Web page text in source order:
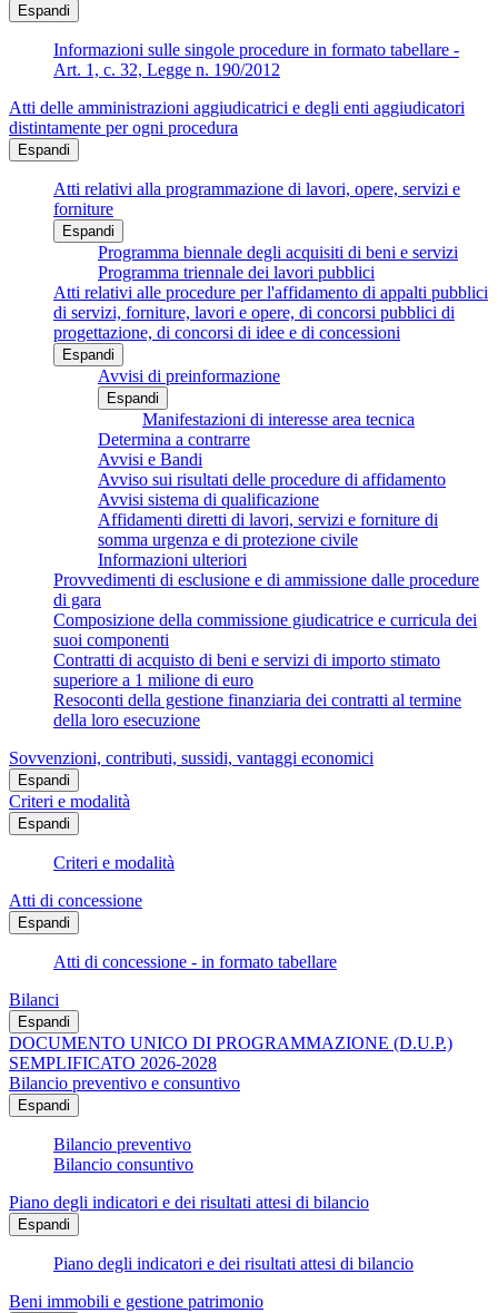
Espandi
Informazioni sulle singole procedure in formato tabellare -
Art. 1, c. 32, Legge n. 190/2012
Atti delle amministrazioni aggiudicatrici e degli enti aggiudicatori
distintamente per ogni procedura
Espandi
Atti relativi alla programmazione di lavori, opere, servizi e
forniture
Espandi
Programma biennale degli acquisiti di beni e servizi
Programma triennale dei lavori pubblici
Atti relativi alle procedure per l'affidamento di appalti pubblici
di servizi, forniture, lavori e opere, di concorsi pubblici di
progettazione, di concorsi di idee e di concessioni
Espandi
Avvisi di preinformazione
Espandi
Manifestazioni di interesse area tecnica
Determina a contrarre
Avvisi e Bandi
Avviso sui risultati delle procedure di affidamento
Avvisi sistema di qualificazione
Affidamenti diretti di lavori, servizi e forniture di
somma urgenza e di protezione civile
Informazioni ulteriori
Provvedimenti di esclusione e di ammissione dalle procedure
di gara
Composizione della commissione giudicatrice e curricula dei
suoi componenti
Contratti di acquisto di beni e servizi di importo stimato
superiore a 1 milione di euro
Resoconti della gestione finanziaria dei contratti al termine
della loro esecuzione
Sovvenzioni, contributi, sussidi, vantaggi economici
Espandi
Criteri e modalità
Espandi
Criteri e modalità
Atti di concessione
Espandi
Atti di concessione - in formato tabellare
Bilanci
Espandi
DOCUMENTO UNICO DI PROGRAMMAZIONE (D.U.P.)
SEMPLIFICATO 2026-2028
Bilancio preventivo e consuntivo
Espandi
Bilancio preventivo
Bilancio consuntivo
Piano degli indicatori e dei risultati attesi di bilancio
Espandi
Piano degli indicatori e dei risultati attesi di bilancio
Beni immobili e gestione patrimonio